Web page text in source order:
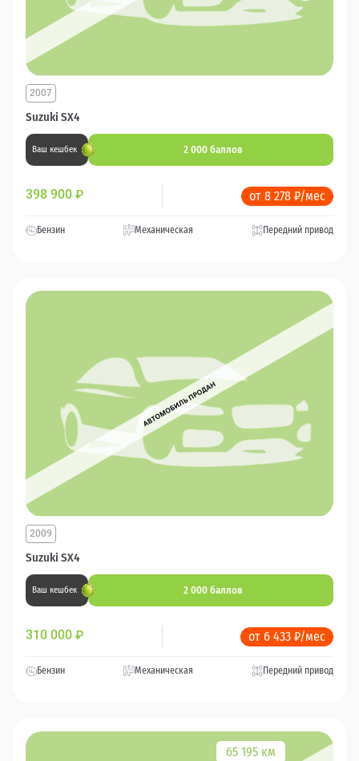
Suzuki SX4
2007
Ваш кешбек 2 000 баллов
398 900 ₽ от 8 278 ₽/мес
Бензин Механическая Передний привод
Suzuki SX4
2009
Ваш кешбек 2 000 баллов
310 000 ₽ от 6 433 ₽/мес
Бензин Механическая Передний привод
65 195 км